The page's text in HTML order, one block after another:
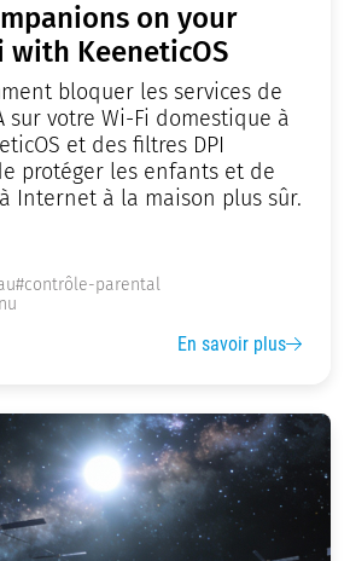
on your
with KeeneticOS
bloquer les services de
sur votre Wi-Fi domestique à
et des filtres DPI
protéger les enfants et de
Internet à la maison plus sûr.
#contrôle-parental
En savoir plus